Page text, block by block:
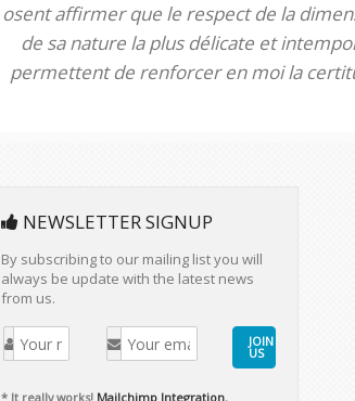
osent affirmer que le respect de la
de sa nature la plus délicate et
permettent de renforcer en moi la
NEWSLETTER SIGNUP
By subscribing to our mailing list you will
always be update with the latest news
from us.
JOIN
US
* It really works! Mailchimp Integration.